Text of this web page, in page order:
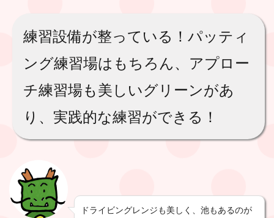
練習設備が整っている！パッティ
ング練習場はもちろん、アプロー
チ練習場も美しいグリーンがあ
り、実践的な練習ができる！
ドライビングレンジも美しく、池もあるのが